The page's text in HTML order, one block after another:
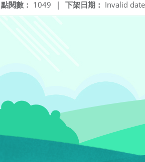
下架日期： Invalid date
點閱數： 1049 |